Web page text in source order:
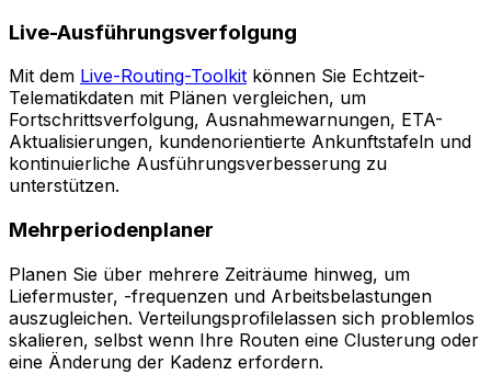
Live-Ausführungsverfolgung
Mit dem Live-Routing-Toolkit können Sie Echtzeit-
Telematikdaten mit Plänen vergleichen, um
Fortschrittsverfolgung, Ausnahmewarnungen, ETA-
Aktualisierungen, kundenorientierte Ankunftstafeln und
kontinuierliche Ausführungsverbesserung zu
unterstützen.
Mehrperiodenplaner
Planen Sie über mehrere Zeiträume hinweg, um
Liefermuster, -frequenzen und Arbeitsbelastungen
auszugleichen. Verteilungsprofilelassen sich problemlos
skalieren, selbst wenn Ihre Routen eine Clusterung oder
eine Änderung der Kadenz erfordern.